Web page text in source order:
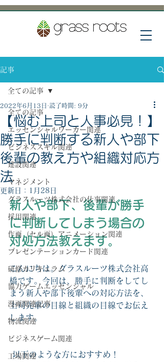
記事
全ての記事
エッセンシャルワーカー関連
ビジネススキル関連
建設関連
マネジメント
グラスルーツ株式会社の仕事関連
採用関連
作画（セル画）アニメーション関連
プレゼンテーションカード関連
研修カリキュラム
協力ゲームエッセンシャル
漫画関連記事
物流関連
ビジネスゲーム関連
工場関連
全ての記事
【悩む上司と人事必見！】
勝手に判断する新人や部下
後輩の教え方や組織対応方
法
2022年6月13日 読了時間: 9分
更新日： 1月28日
新人や部下、後輩が勝手
に判断してしまう場合の
対処方法教えます。
こんにちは。グラスルーツ株式会社高
橋です。今回は、勝手に判断をしてし
まう新人や部下後輩への対応方法を、
上司先輩の目線と組織の目線でお伝え
します。
以下のような方におすすめ！